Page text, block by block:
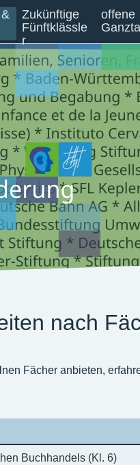
Zukünftige
Fünftklässle
r
offene
nach
Fächer anbieten,
Buchhandels (Kl. 6)